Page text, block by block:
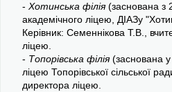
- Хотинська філія(заснована з
академічного ліцею, ДІАЗу
Керівник: Семеннікова Т.В.,
ліцею.
- Топорівська філія(заснована у
ліцею Топорівської сільської
директора ліцею.